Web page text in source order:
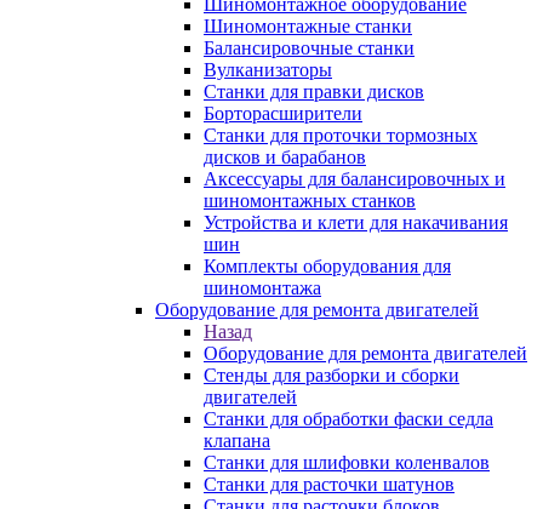
Шиномонтажное оборудование
Шиномонтажные станки
Балансировочные станки
Вулканизаторы
Станки для правки дисков
Борторасширители
Станки для проточки тормозных
дисков и барабанов
Аксессуары для балансировочных и
шиномонтажных станков
Устройства и клети для накачивания
шин
Комплекты оборудования для
шиномонтажа
Оборудование для ремонта двигателей
Назад
Оборудование для ремонта двигателей
Стенды для разборки и сборки
двигателей
Станки для обработки фаски седла
клапана
Станки для шлифовки коленвалов
Станки для расточки шатунов